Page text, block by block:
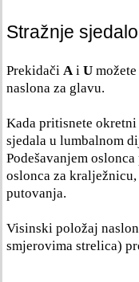
Stražnje sjedalo
Prekidači Ai U
naslona za glavu.
Kada pritisnete
sjedala u lumbalnom
Podešavanjem
oslonca za
putovanja.
Visinski položaj
smjerovima strelica)